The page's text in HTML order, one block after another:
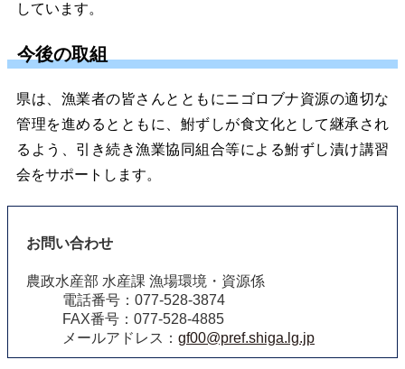
しています。
今後の取組
県は、漁業者の皆さんとともにニゴロブナ資源の適切な
管理を進めるとともに、鮒ずしが食文化として継承され
るよう、引き続き漁業協同組合等による鮒ずし漬け講習
会をサポートします。
お問い合わせ
農政水産部 水産課 漁場環境・資源係
電話番号：077-528-3874
FAX番号：077-528-4885
メールアドレス： gf00@pref.shiga.lg.jp